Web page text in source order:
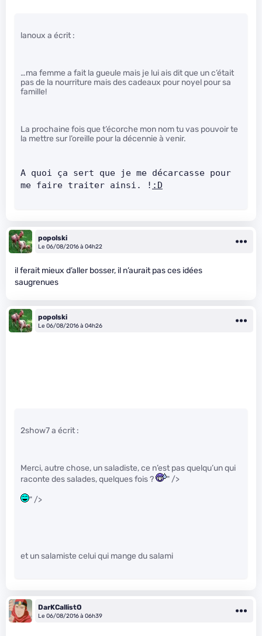
lanoux a écrit :
…ma femme a fait la gueule mais je lui ais dit que un c’était
pas de la nourriture mais des cadeaux pour noyel pour sa
famille!
La prochaine fois que t’écorche mon nom tu vas pouvoir te
la mettre sur l’oreille pour la décennie à venir.
A quoi ça sert que je me décarcasse pour
me faire traiter ainsi. ! :D
popolski
Le 06/08/2016 à 04h22
il ferait mieux d’aller bosser, il n’aurait pas ces idées
saugrenues
popolski
Le 06/08/2016 à 04h26
2show7 a écrit :
Merci, autre chose, un saladiste, ce n’est pas quelqu’un qui
raconte des salades, quelques fois ?
" />
" />
et un salamiste celui qui mange du salami
DarKCallistO
Le 06/08/2016 à 06h39